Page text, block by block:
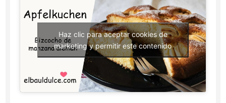
Haz clic para aceptar cookies de
marketing y permitir este contenido